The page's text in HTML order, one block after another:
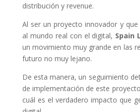
distribución y revenue.
Al ser un proyecto innovador y
al mundo real con el digital, Spain
un movimiento muy grande en las
futuro no muy lejano.
De esta manera, un seguimiento
de implementación de este
cuál es el verdadero impacto que